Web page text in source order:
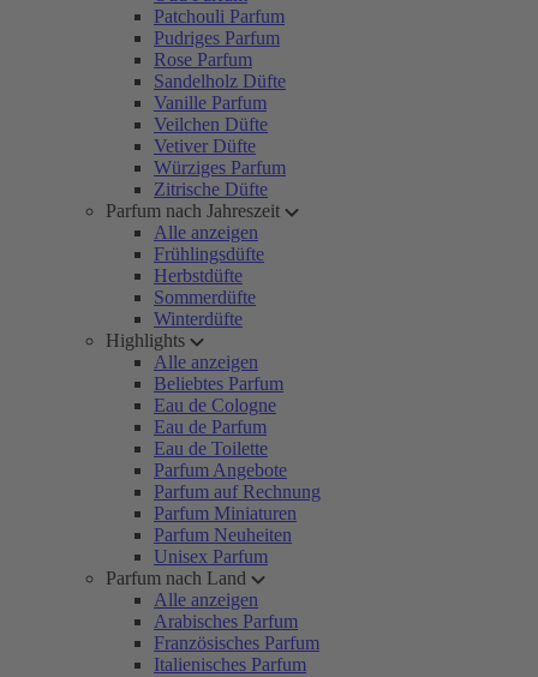
Patchouli Parfum
Pudriges Parfum
Rose Parfum
Sandelholz Düfte
Vanille Parfum
Veilchen Düfte
Vetiver Düfte
Würziges Parfum
Zitrische Düfte
Parfum nach Jahreszeit
Alle anzeigen
Frühlingsdüfte
Herbstdüfte
Sommerdüfte
Winterdüfte
Highlights
Alle anzeigen
Beliebtes Parfum
Eau de Cologne
Eau de Parfum
Eau de Toilette
Parfum Angebote
Parfum auf Rechnung
Parfum Miniaturen
Parfum Neuheiten
Unisex Parfum
Parfum nach Land
Alle anzeigen
Arabisches Parfum
Französisches Parfum
Italienisches Parfum